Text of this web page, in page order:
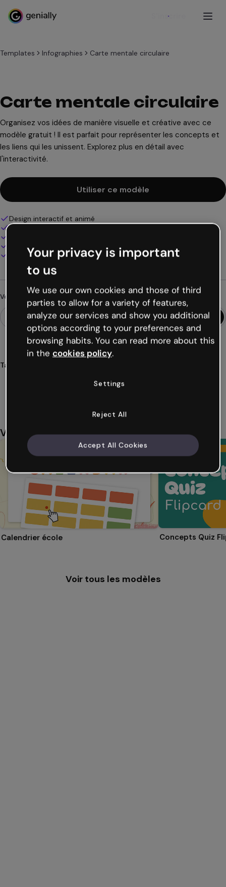
S'inscrire
Templates Infographies Carte mentale circulaire
Carte mentale circulaire
Organisez vos idées de manière visuelle et créative avec ce
modèle gratuit ! Il est parfait pour représenter les concepts et
les liens qui les unissent. Explorez plus en détail avec
l'interactivité.
Utiliser ce modèle
Design interactif et animé
100% personnalisable
Présentez, partagez ou publiez en ligne
Téléchargez en PDF, MP4 et autres formats
Vous cherchez autre chose ?
Tags
Vous aimerez aussi
Calendrier école Concepts Quiz
Voir tous les modèles
Your privacy is important
to us
We use our own cookies and those of third
parties to allow for a variety of features,
analyze our services and show you additional
options according to your preferences and
browsing habits. You can read more about this
in the cookies policy.
Settings
Reject All
Accept All Cookies